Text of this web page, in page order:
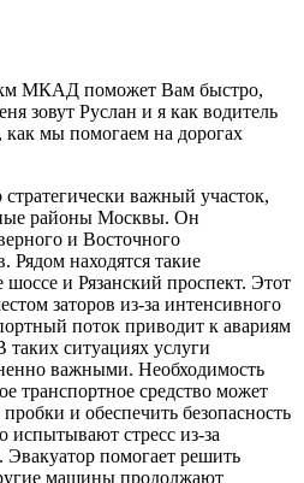
км МКАД поможет Вам быстро,
зовут Руслан и я как водитель
как мы помогаем на дорогах
важный участок,
районы Москвы. Он
и Восточного
Рядом находятся такие
и Рязанский проспект. Этот
заторов из-за интенсивного
поток приводит к авариям
ситуациях услуги
важными. Необходимость
транспортное средство может
и обеспечить безопасность
испытывают стресс из-за
помогает решить
машины продолжают